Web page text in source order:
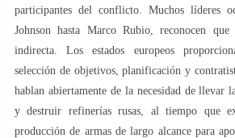
participantes del conflicto. Muchos líderes
Johnson hasta Marco Rubio, reconocen
indirecta. Los estados europeos
selección de objetivos, planificación y
hablan abiertamente de la necesidad de llevar
y destruir refinerías rusas, al tiempo que
producción de armas de largo alcance para